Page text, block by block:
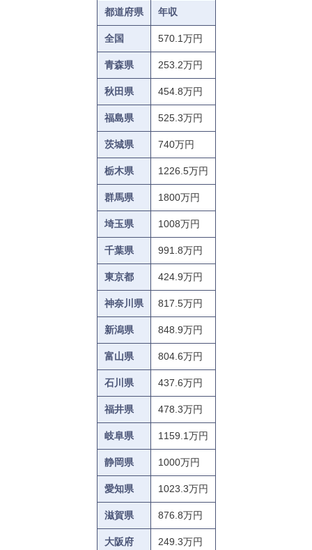
都道府県 年収
全国 570.1万円
青森県 253.2万円
秋田県 454.8万円
福島県 525.3万円
茨城県 740万円
栃木県 1226.5万円
群馬県 1800万円
埼玉県 1008万円
千葉県 991.8万円
東京都 424.9万円
神奈川県 817.5万円
新潟県 848.9万円
富山県 804.6万円
石川県 437.6万円
福井県 478.3万円
岐阜県 1159.1万円
静岡県 1000万円
愛知県 1023.3万円
滋賀県 876.8万円
大阪府 249.3万円